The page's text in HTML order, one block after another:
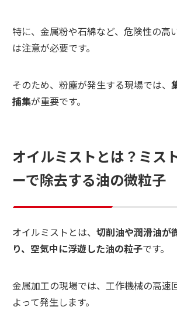
特に、金属粉や石綿など、危険性の高
は注意が必要です。
そのため、粉塵が発生する現場では、
捕集が重要です。
オイルミストとは？ミス
ーで除去する油の微粒子
オイルミストとは、 切削油や潤滑油が
り、空気中に浮遊した油の粒子です。
金属加工の現場では、工作機械の高速
よって発生します。